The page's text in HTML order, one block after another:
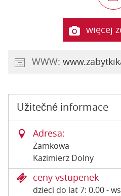
więcej
WWW:
Užitečné informace
Adresa:
Zamkowa
Kazimierz Dolny
ceny vstupenek
dzieci do lat 7: 0.00 -